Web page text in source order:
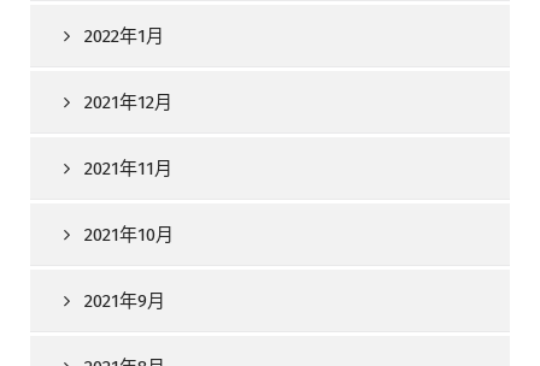
2022年1月
2021年12月
2021年11月
2021年10月
2021年9月